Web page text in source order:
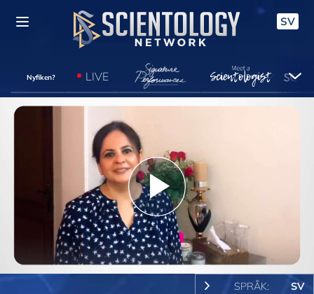
SV
Nyfiken? LIVE
Play
Video
SPRÅK: SV